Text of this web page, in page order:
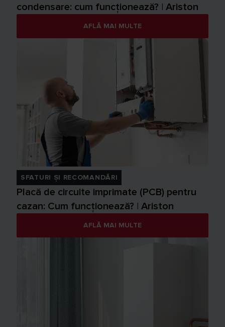
condensare: cum funcționează? | Ariston
AFLĂ MAI MULTE
SFATURI ȘI RECOMANDĂRI
Placă de circuite imprimate (PCB) pentru
cazan: Cum funcționează? | Ariston
AFLĂ MAI MULTE